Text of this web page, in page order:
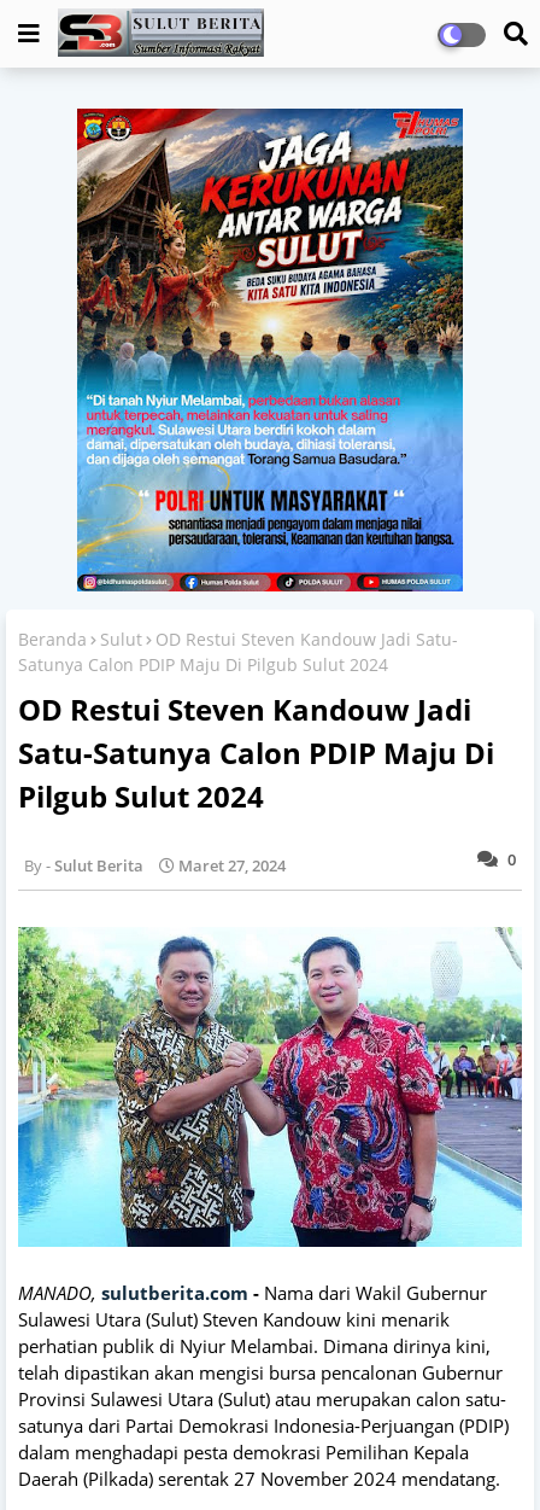
Beranda Sulut
OD Restui Steven Kandouw Jadi Satu-
Satunya Calon PDIP Maju Di Pilgub Sulut 2024
OD Restui Steven Kandouw Jadi
Satu-Satunya Calon PDIP Maju Di
Pilgub Sulut 2024
0
Sulut Berita Maret 27, 2024
MANADO, sulutberita.com - Nama dari Wakil Gubernur
Sulawesi Utara (Sulut) Steven Kandouw kini menarik
perhatian publik di Nyiur Melambai. Dimana dirinya kini,
telah dipastikan akan mengisi bursa pencalonan Gubernur
Provinsi Sulawesi Utara (Sulut) atau merupakan calon satu-
satunya dari Partai Demokrasi Indonesia-Perjuangan (PDIP)
dalam menghadapi pesta demokrasi Pemilihan Kepala
Daerah (Pilkada) serentak 27 November 2024 mendatang.